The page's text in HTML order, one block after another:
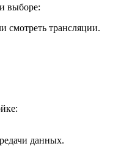
выборе:
смотреть трансляции.
данных.